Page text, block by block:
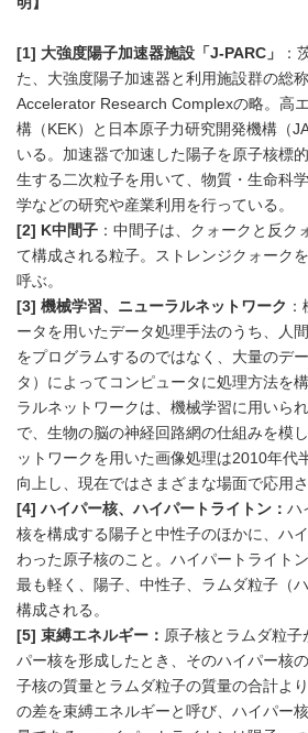
[1] 大強度陽子加速器施設「J-PARC」
：
た、大強度陽子加速器と利用施設群の総
Accelerator Research Complexの略。高
構（KEK）と日本原子力研究開発機構（
いる。加速器で加速した陽子を原子核標
生する二次粒子を用いて、物質・生命科
学などの研究や産業利用を行っている。
[2] K中間子 ：中間子は、クォークと反ク
て構成される粒子。ストレンジクォーク
呼ぶ。
[3] 機械学習、ニューラルネットワーク
ータを用いたデータ処理手法のうち、人
をプログラムするのではなく、大量のデ
タ）によってコンピュータに処理方法を
ラルネットワークは、機械学習に用いら
で、生物の脳の神経回路網の仕組みを模
ットワークを用いた画像処理は2010年代
向上し、現在ではさまざまな場面で応用さ
[4] ハイパー核、ハイパートライトン： ハ
核を構成する陽子と中性子のほかに、ハ
わった原子核のこと。ハイパートライト
最も軽く、陽子、中性子、ラムダ粒子（
構成される。
[5] 束縛エネルギー： 原子核とラムダ粒子
パー核を形成したとき、そのハイパー核
子核の質量とラムダ粒子の質量の合計よ
の差を束縛エネルギーと呼び、ハイパー